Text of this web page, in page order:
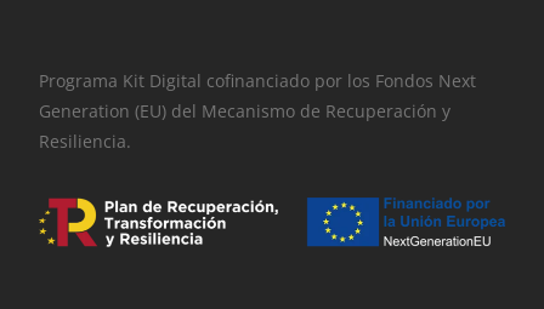
Programa Kit Digital cofinanciado por los Fondos Next
Generation (EU) del Mecanismo de Recuperación y
Resiliencia.